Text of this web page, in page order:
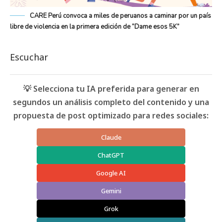
CARE Perú convoca a miles de peruanos a caminar por un país
libre de violencia en la primera edición de “Dame esos 5K”
Escuchar
💡 Selecciona tu IA preferida para generar en
segundos un análisis completo del contenido y una
propuesta de post optimizado para redes sociales:
Claude
ChatGPT
Google AI
Gemini
Grok